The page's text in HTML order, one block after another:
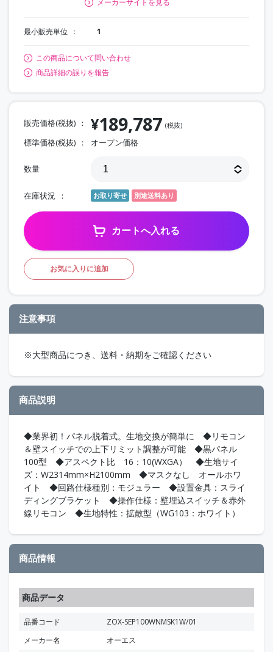
最小販売単位 1
この商品について問い合わせ
商品詳細の誤りを報告
販売価格(税抜) ¥189,787 (税抜)
標準価格(税抜) オープン価格
数量
在庫状況 お取り寄せ 別途送料あり
カートへ入れる
お気に入りに追加
注意事項
※大型商品につき、送料・納期をご確認ください
商品説明
◆業界初！パネル脱着式。生地交換が簡単に ◆リモコン
＆壁スイッチでの上下リミット調整が可能 ◆黒パネル
100型 ◆アスペクト比 16：10(WXGA） ◆生地サイ
ズ：W2314mm×H2100mm ◆マスクなし オールホワ
イト ◆回路仕様種別：モジュラー ◆設置金具：スライ
ディングブラケット ◆操作仕様：壁埋込スイッチ＆赤外
線リモコン ◆生地特性：拡散型（WG103：ホワイト）
商品情報
商品データ
品番コード
ZOX-SEP100WNMSK1W/01
メーカー名
オーエス